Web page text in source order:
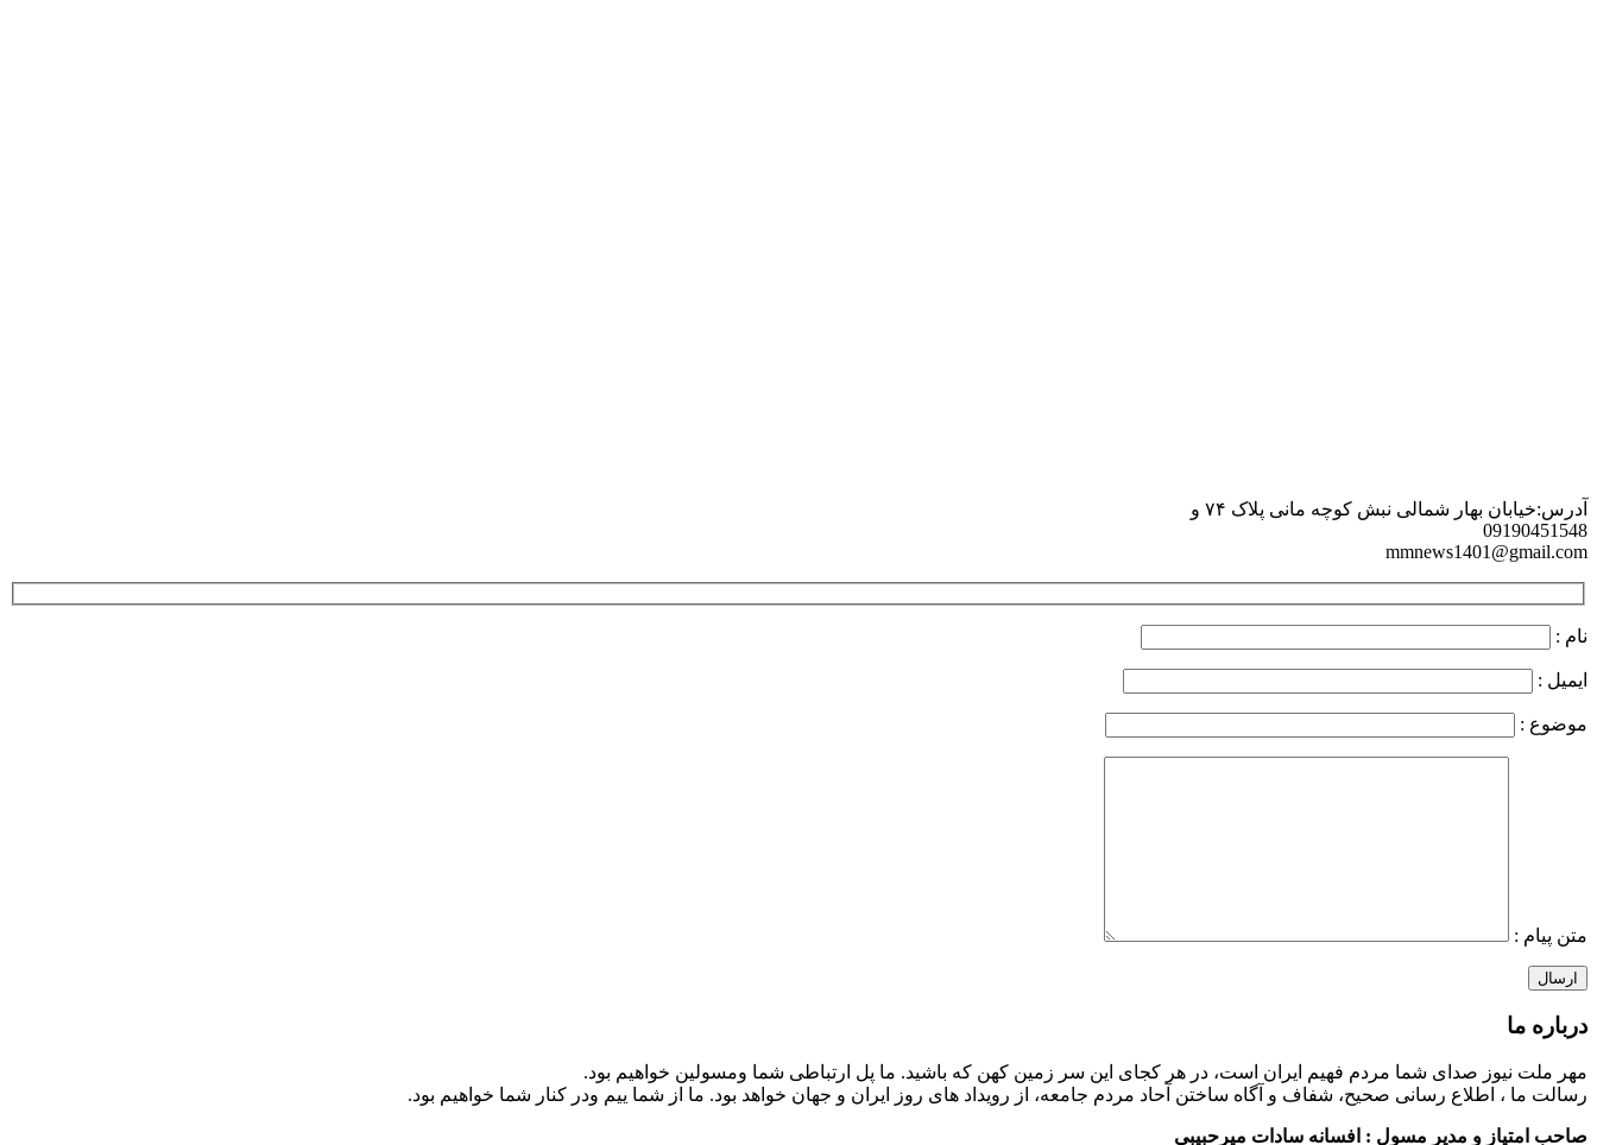
آدرس:خیابان بهار شمالی نبش کوچه مانی پلاک ۷۴ و
09190451548
mmnews1401@gmail.com
نام :
ایمیل :
موضوع :
متن پیام :
درباره ما
مهر ملت نیوز صدای شما مردم فهیم ایران است، در هر کجای این سر زمین کهن که باشید. ما پل ارتباطی شما ومسولین خواهیم بود.
رسالت ما ، اطلاع رسانی صحیح، شفاف و آگاه ساختن آحاد مردم جامعه، از رویداد های روز ایران و جهان خواهد بود. ما از شما ییم ودر کنار شما خواهیم بود.
صاحب امتیاز و مدیر مسول : افسانه سادات میرحبیبی